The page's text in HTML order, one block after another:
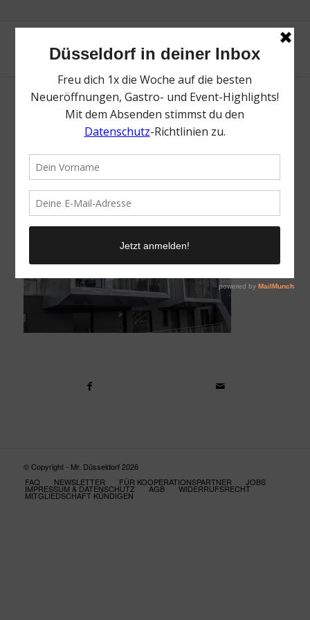
IMG_7737
31. Mai 2021 /
© Copyright - Mr. Düsseldorf 2026
FAQ
NEWSLETTER FÜR KOOPERATIONSPARTNER JOBS
IMPRESSUM & DATENSCHUTZ AGB WIDERRUFSRECHT
MITGLIEDSCHAFT KÜNDIGEN